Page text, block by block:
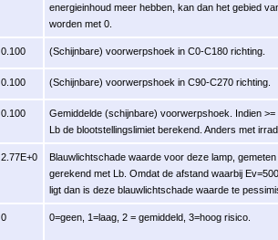
energieinhoud meer hebben, kan dan het gebied
worden met 0.
0.100 (Schijnbare) voorwerpshoek in C0-C180 richting.
0.100 (Schijnbare) voorwerpshoek in C90-C270 richting.
0.100
Gemiddelde (schijnbare) voorwerpshoek. Indien
Lb de blootstellingslimiet berekend. Anders met
2.77E+0
Blauwlichtschade waarde voor deze lamp,
gerekend met Lb. Omdat de afstand waarbij
ligt dan is deze blauwlichtschade waarde te
0 0=geen, 1=laag, 2 = gemiddeld, 3=hoog risico.